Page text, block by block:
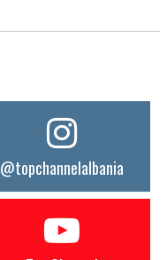
@topchannelalbania